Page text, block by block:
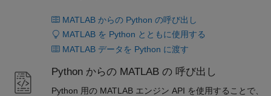
MATLAB からの Python の呼び出し
MATLAB を Python とともに使用する
MATLAB データを Python に渡す
Python からの MATLAB の 呼び出し
Python 用の MATLAB エンジン API を使用することで、